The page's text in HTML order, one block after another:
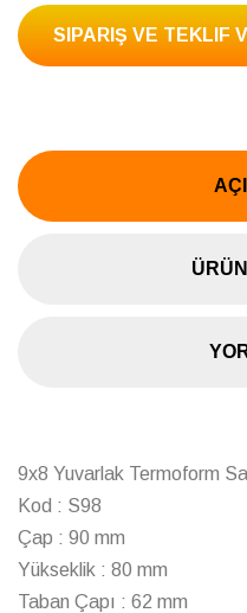
SIPARIŞ VE TEKLIF
9x8 Yuvarlak Termoform
Kod : S98
Çap : 90 mm
Yükseklik : 80 mm
Taban Çapı : 62 mm